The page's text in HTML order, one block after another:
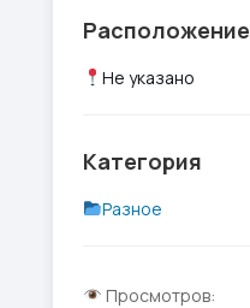
Расположение
Не указано
Категория
Разное
Просмотров: